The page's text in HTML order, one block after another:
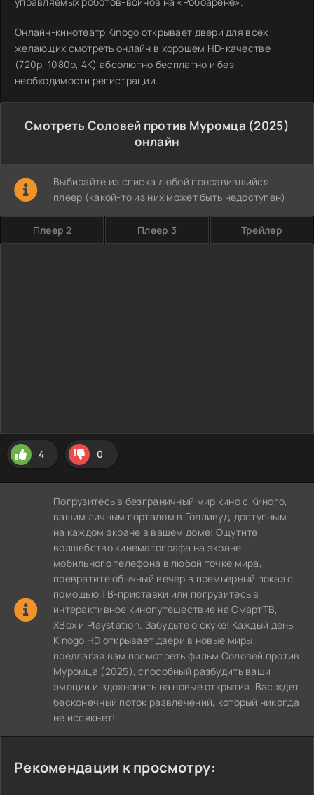
Онлайн-кинотеатр Kinogo открывает двери для всех
желающих смотреть онлайн в хорошем HD-качестве
(720p, 1080p, 4K) абсолютно бесплатно и без
необходимости регистрации.
Смотреть Соловей против Муромца (2025)
онлайн
Выбирайте из списка любой понравившийся
плеер (какой-то из них может быть недоступен)
Плеер 2 Плеер 3 Трейлер
4 0
Погрузитесь в безграничный мир кино с Киного,
вашим личным порталом в Голливуд, доступным
на каждом экране в вашем доме! Ощутите
волшебство кинематографа на экране
мобильного телефона в любой точке мира,
превратите обычный вечер в премьерный показ с
помощью ТВ-приставки или погрузитесь в
интерактивное кинопутешествие на СмартТВ,
XBox и Playstation. Забудьте о скуке! Каждый день
Kinogo HD открывает двери в новые миры,
предлагая вам посмотреть фильм Соловей против
Муромца (2025), способный разбудить ваши
эмоции и вдохновить на новые открытия. Вас ждет
бесконечный поток развлечений, который никогда
не иссякнет!
Рекомендации к просмотру: